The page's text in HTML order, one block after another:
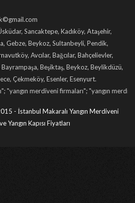
Sancaktepe, Kadıköy, Ataşehir,
Gebze, Beykoz, Sultanbeyli, Pendik,
Avcılar, Bağcılar, Bahçelievler,
Bayrampaşa, Beşiktaş, Beykoz, Beylikdüzü,
Çekmeköy, Esenler, Esenyurt.
firmaları"; "yangın merdiveni imalatı"; "
- İstanbul Makaralı Yangın Merdiveni
Yangın Kapısı Fiyatları